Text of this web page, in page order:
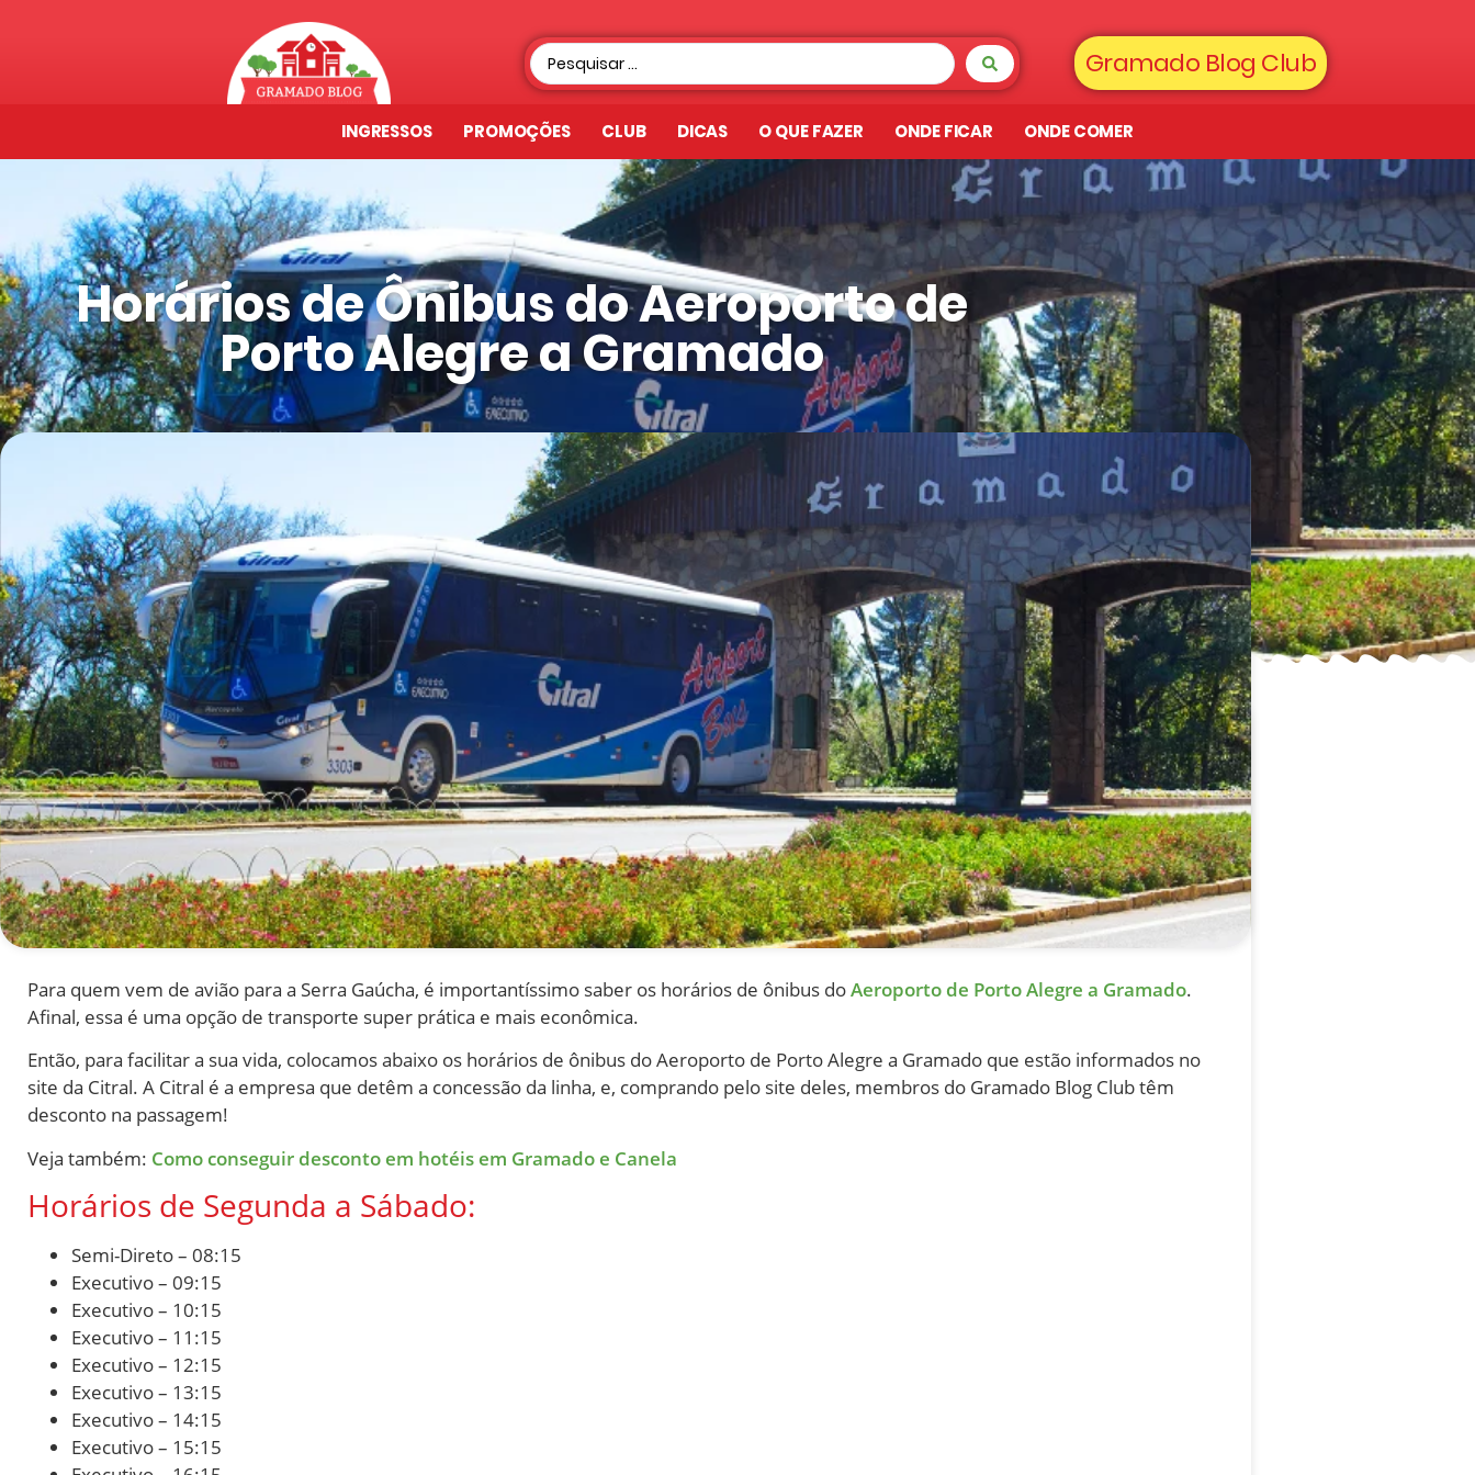
Gramado Blog Club
INGRESSOS PROMOÇÕES CLUB DICAS O QUE FAZER ONDE FICAR ONDE COMER
Horários de Ônibus do Aeroporto de
Porto Alegre a Gramado
Para quem vem de avião para a Serra Gaúcha, é importantíssimo saber os horários de ônibus doAeroporto de Porto Alegre a Gramado.
Afinal, essa é uma opção de transporte super prática e mais econômica.
Então, para facilitar a sua vida, colocamos abaixo os horários de ônibus do Aeroporto de Porto Alegre a Gramado que estão informados no
site da Citral. A Citral é a empresa que detêm a concessão da linha, e, comprando pelo site deles, membros do Gramado Blog Club têm
desconto na passagem!
Veja também: Como conseguir desconto em hotéis em Gramado e Canela
Horários de Segunda a Sábado:
Semi-Direto – 08:15
Executivo – 09:15
Executivo – 10:15
Executivo – 11:15
Executivo – 12:15
Executivo – 13:15
Executivo – 14:15
Executivo – 15:15